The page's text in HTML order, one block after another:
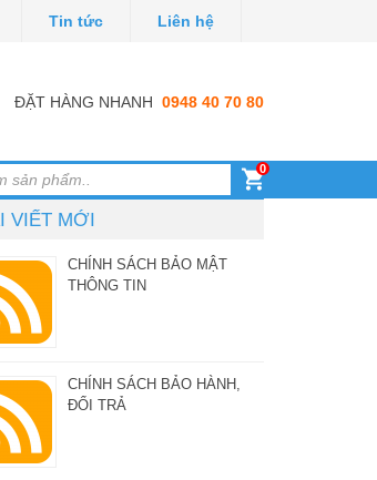
Tin tức Liên hệ
ĐẶT HÀNG NHANH 0948 40 70 80
0
VIẾT MỚI
CHÍNH SÁCH BẢO MẬT
THÔNG TIN
CHÍNH SÁCH BẢO HÀNH,
ĐỔI TRẢ